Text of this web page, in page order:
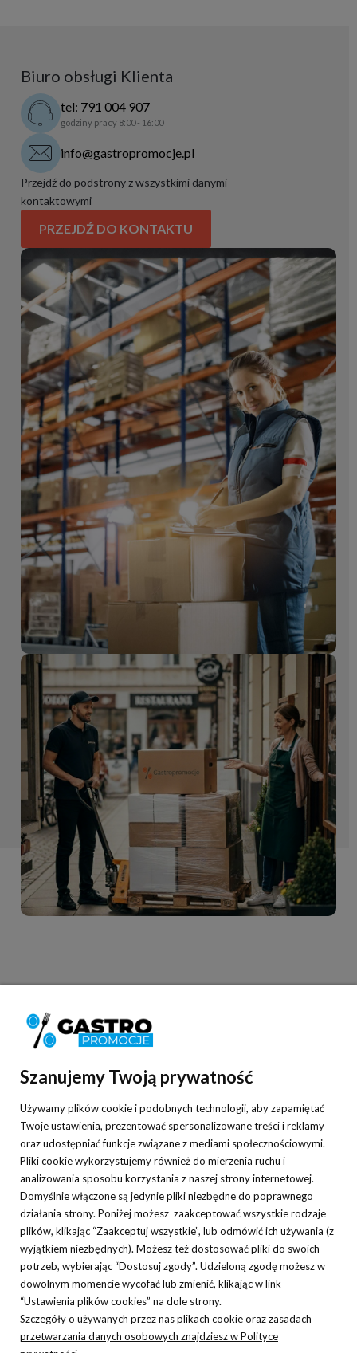
Biuro obsługi Klienta
tel: 791 004 907
godziny pracy 8:00 - 16:00
info@gastropromocje.pl
Przejdź do podstrony z wszystkimi danymi
kontaktowymi
PRZEJDŹ DO KONTAKTU
Moje konto
Płatności i dostawa
O nas
Nasza hurtownia gastronomiczna specjalizuje się w sprzedaży
różnorodnych sprzętów gastronomicznych oraz niezbędnych w każdym
lokalu akcesoriów. Oferowane przez nas wyposażenie gastronomii
cechuje najwyższa jakość oraz atrakcyjna cena, która zadowoli każdego
klienta i pozwoli dopasować zamówieniowe do posiadanego budżetu. W
naszej ofercie znajdziecie Państwo m.in. wyposażenie kawiarni, cukierni,
Szanujemy Twoją prywatność
Używamy plików cookie i podobnych technologii, aby zapamiętać
Twoje ustawienia, prezentować spersonalizowane treści i reklamy
oraz udostępniać funkcje związane z mediami społecznościowymi.
Pliki cookie wykorzystujemy również do mierzenia ruchu i
analizowania sposobu korzystania z naszej strony internetowej.
Domyślnie włączone są jedynie pliki niezbędne do poprawnego
działania strony. Poniżej możesz zaakceptować wszystkie rodzaje
plików, klikając “Zaakceptuj wszystkie”, lub odmówić ich używania (z
wyjątkiem niezbędnych). Możesz też dostosować pliki do swoich
potrzeb, wybierając “Dostosuj zgody”. Udzieloną zgodę możesz w
dowolnym momencie wycofać lub zmienić, klikając w link
“Ustawienia plików cookies” na dole strony.
Szczegóły o używanych przez nas plikach cookie oraz zasadach
przetwarzania danych osobowych znajdziesz w Polityce